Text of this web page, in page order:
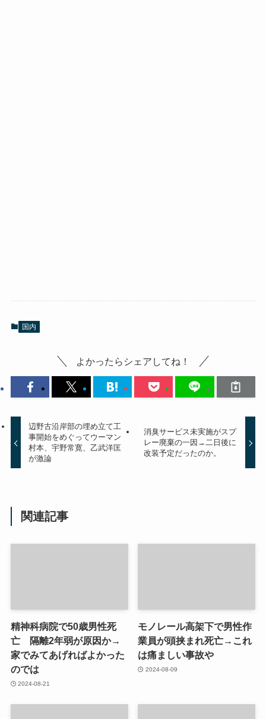
国内
よかったらシェアしてね！
辺野古沿岸部の埋め立て工
事開始をめぐってウーマン
村本、宇野常寛、乙武洋匡
が激論
消臭サービス未実施がスプ
レー廃棄の一因→二日後に
改装予定だったのか。
関連記事
精神科病院で50歳男性死
亡 隔離2年弱が原因か→
家でみてあげればよかった
のでは
2024-08-21
モノレール高架下で男性作
業員が頭挟まれ死亡→これ
は痛ましい事故や
2024-08-09